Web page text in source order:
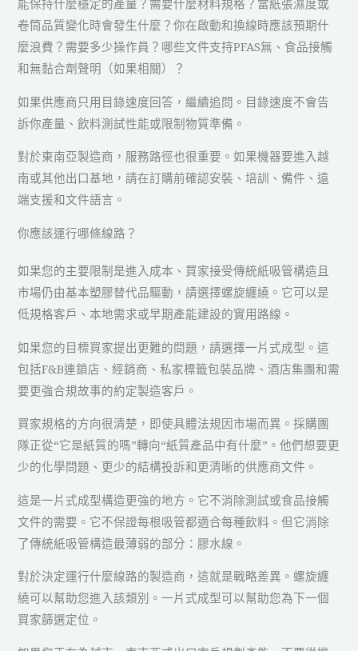
能保持什麼穩定的產量？需要什麼材料規格？當紙張濕度或
卷筒品質變化時會發生什麼？你在啟動和換線時應該預期什
麼浪費？需要多少操作員？哪些文件支持PFAS無、食品接觸
和無黏合劑聲明（如果相關）？
如果供應商只用目錄速度回答，繼續追問。目錄速度不會告
訴你產量、飲料測試性能或限制物質準備。
對於東南亞製造商，服務路徑也很重要。如果機器要進入越
南或其他出口基地，請在訂購前確認安裝、培訓、備件、遠
端支援和文件語言。
你應該運行哪條線路？
如果您的主要限制是進入成本、買家接受傳統紙吸管構造且
市場仍由基本塑膠替代品驅動，請選擇螺旋纏繞。它可以是
低規格客戶、本地需求或早期產能建設的實用路線。
如果您的目標買家提出更難的問題，請選擇一片式成型。這
包括F&B連鎖店、經銷商、私家標籤包裝品牌、酒店集團和需
要更強合規故事的約定製造客戶。
買家規格的方向很清楚，即使具體法規因市場而異。採購團
隊正從“它是紙質的嗎”轉向“紙質產品中有什麼”。他們想要更
少的化學問題、更少的結構投訴和更清晰的供應商文件。
這是一片式成型構造更強的地方。它不消除測試或食品接觸
文件的需要。它不保證每根吸管都適合每種飲料。但它消除
了傳統紙吸管構造最薄弱的部分：膠水線。
對於決定運行什麼線路的製造商，這就是戰略差異。螺旋纏
繞可以幫助您進入該類別。一片式成型可以幫助您為下一個
買家篩選定位。